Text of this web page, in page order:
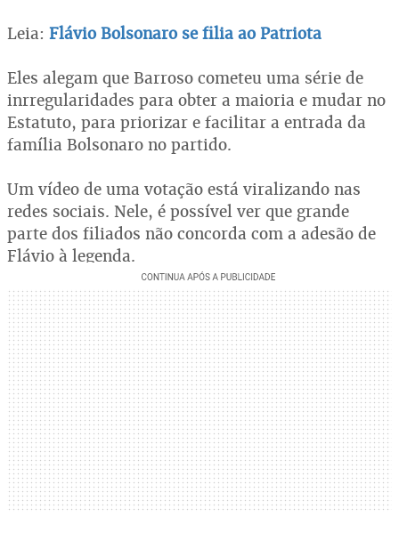
Leia: Flávio Bolsonaro se filia ao Patriota
Eles alegam que Barroso cometeu uma série de
inrregularidades para obter a maioria e mudar no
Estatuto, para priorizar e facilitar a entrada da
família Bolsonaro no partido.
Um vídeo de uma votação está viralizando nas
redes sociais. Nele, é possível ver que grande
parte dos filiados não concorda com a adesão de
Flávio à legenda.